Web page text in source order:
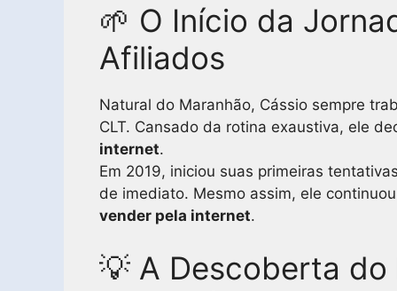
🌱 O Início da
Afiliados
Natural do Maranhão, Cássio sempre
CLT. Cansado da rotina exaustiva, ele
internet.
Em 2019, iniciou suas primeiras
de imediato. Mesmo assim, ele
vender pela internet.
💡 A Descoberta